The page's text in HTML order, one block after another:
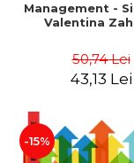
Management -
Valentina
50,74 Lei
43,13 Lei
-15%